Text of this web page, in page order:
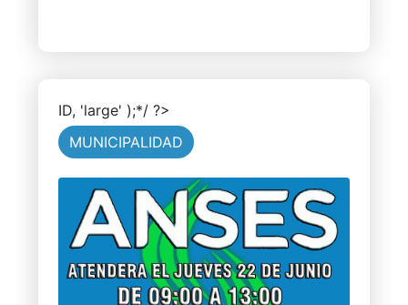
ID, 'large' );*/ ?>
MUNICIPALIDAD